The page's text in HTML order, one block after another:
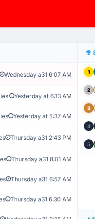
GIÁM SÁT TỰ
Wednesday a31 6:07 AM
Yesterday at 6:13 AM
Yesterday at 5:37 AM
Thursday a31 2:43 PM
Thursday a31 8:01 AM
Thursday a31 6:57 AM
Thursday a31 6:30 AM
1
2
3
4
5